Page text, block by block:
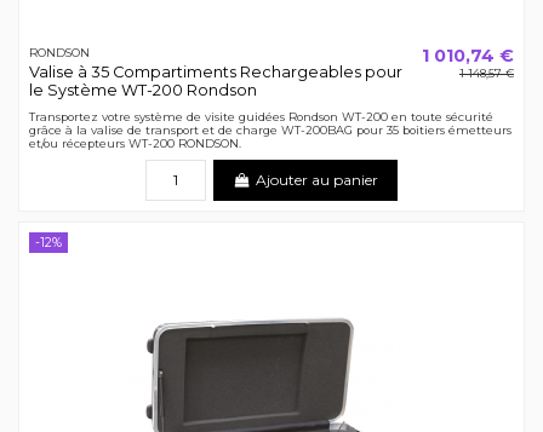
RONDSON
Valise à 35 Compartiments Rechargeables pour
le Système WT-200 Rondson
1 010,74 €
1 148,57 €
Transportez votre système de visite guidées Rondson WT-200 en toute sécurité
grâce à la valise de transport et de charge WT-200BAG pour 35 boitiers émetteurs
et/ou récepteurs WT-200 RONDSON.
Ajouter au panier
-12%